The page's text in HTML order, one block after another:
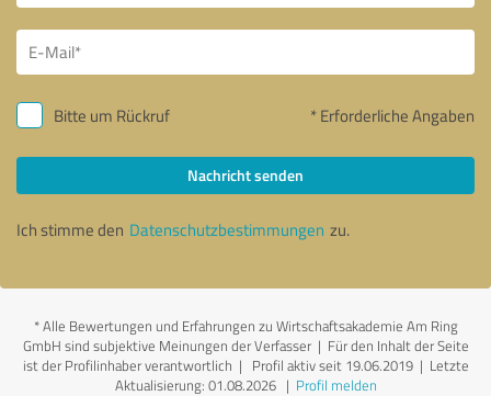
Bitte um Rückruf * Erforderliche Angaben
Nachricht senden
Ich stimme den Datenschutzbestimmungen zu.
*Alle Bewertungen und Erfahrungen zu Wirtschaftsakademie Am Ring
GmbH sind subjektive Meinungen der Verfasser | Für den Inhalt der Seite
ist der Profilinhaber verantwortlich | Profil aktiv seit 19.06.2019 | Letzte
Aktualisierung: 01.08.2026| Profil melden